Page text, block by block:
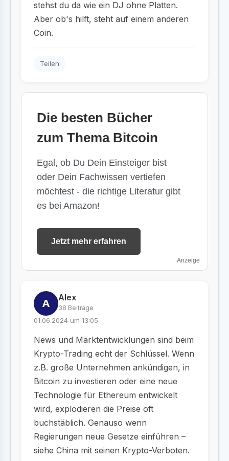
stehst du da wie ein DJ ohne Platten.
Aber ob's hilft, steht auf einem anderen
Coin.
Teilen
Die besten Bücher
zum Thema Bitcoin
Egal, ob Du Dein Einsteiger bist
oder Dein Fachwissen vertiefen
möchtest - die richtige Literatur gibt
es bei Amazon!
Jetzt mehr erfahren
Anzeige
A Alex
38 Beiträge
01.06.2024 um 13:05
News und Marktentwicklungen sind beim
Krypto-Trading echt der Schlüssel. Wenn
z.B. große Unternehmen ankündigen, in
Bitcoin zu investieren oder eine neue
Technologie für Ethereum entwickelt
wird, explodieren die Preise oft
buchstäblich. Genauso wenn
Regierungen neue Gesetze einführen –
siehe China mit seinen Krypto-Verboten.